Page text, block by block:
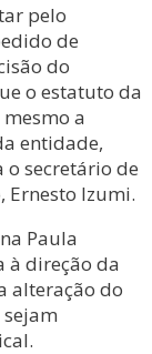
pelo
de
do
o estatuto da
a
entidade,
o secretário de
Ernesto Izumi.
Paula
à direção da
alteração do